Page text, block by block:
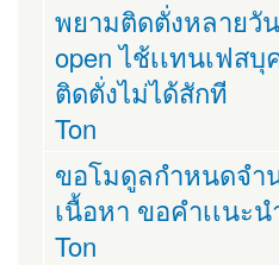
พยามติดตั่งหลายวั
open ไช้เเทนเฟส
ติดตั่งไม่ได้สักที
Ton
ขอโมดูลกำหนดจำ
เนื้อหา ขอคำเเนะ
Ton